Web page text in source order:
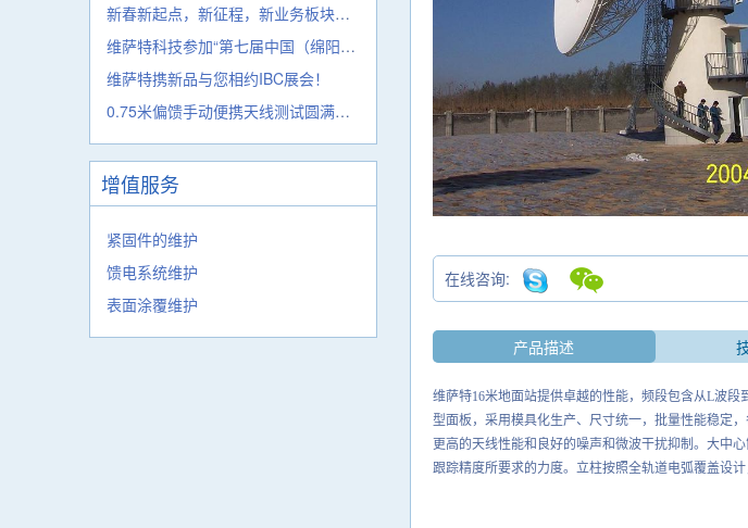
新春新起点，新征程，新业务板块，引潮流
维萨特科技参加“第七届中国（绵阳）科博会”圆满收官！
维萨特携新品与您相约IBC展会！
0.75米偏馈手动便携天线测试圆满完成！
增值服务
紧固件的维护
馈电系统维护
表面涂覆维护
在线咨询:
产品描述
维萨特16米地面站提供卓越的性能，频段包含从L波段
型面板， 采用模具化生产、尺寸统一，批量性能稳定
更高的天线性能和良好的噪声和微波干扰抑制 。大中
跟踪精度所要求的力度。立柱按照全轨道电弧覆盖设计